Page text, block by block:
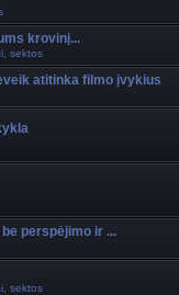
krovinį...
sektos
atitinka filmo įvykius
perspėjimo ir ...
sektos